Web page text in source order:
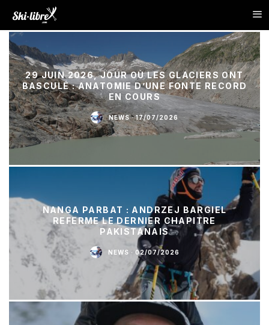
29 JUIN 2026, JOUR OÙ LES GLACIERS ONT
BASCULÉ : ANATOMIE D’UNE FONTE RECORD
EN COURS
NEWS · 17/07/2026
NANGA PARBAT : ANDRZEJ BARGIEL
REFERME LE DERNIER CHAPITRE
PAKISTANAIS
NEWS · 02/07/2026